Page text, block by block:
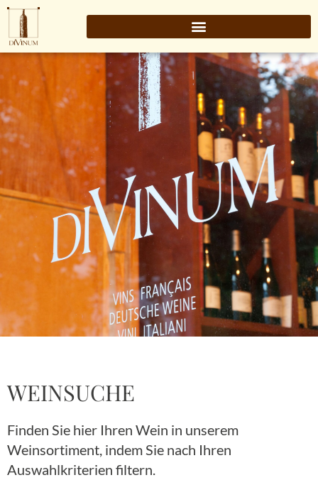
WEINSUCHE
Finden Sie hier Ihren Wein in unserem
Weinsortiment, indem Sie nach Ihren
Auswahlkriterien filtern.